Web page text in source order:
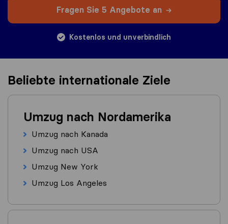
Fragen Sie 5 Angebote an
Kostenlos und unverbindlich
Beliebte internationale Ziele
Umzug nach Nordamerika
Umzug nach Kanada
Umzug nach USA
Umzug New York
Umzug Los Angeles